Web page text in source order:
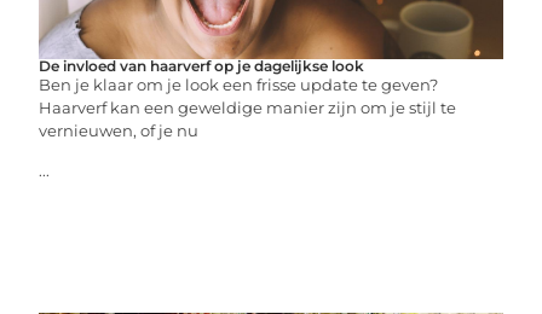
De invloed van haarverf op je dagelijkse look
Ben je klaar om je look een frisse update te geven?
Haarverf kan een geweldige manier zijn om je stijl te
vernieuwen, of je nu
...